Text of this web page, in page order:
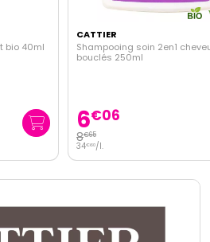
bio 40ml
CATTIER
Shampooing soin 2en1
bouclés 250ml
6€06
8€65
34 €60/l.